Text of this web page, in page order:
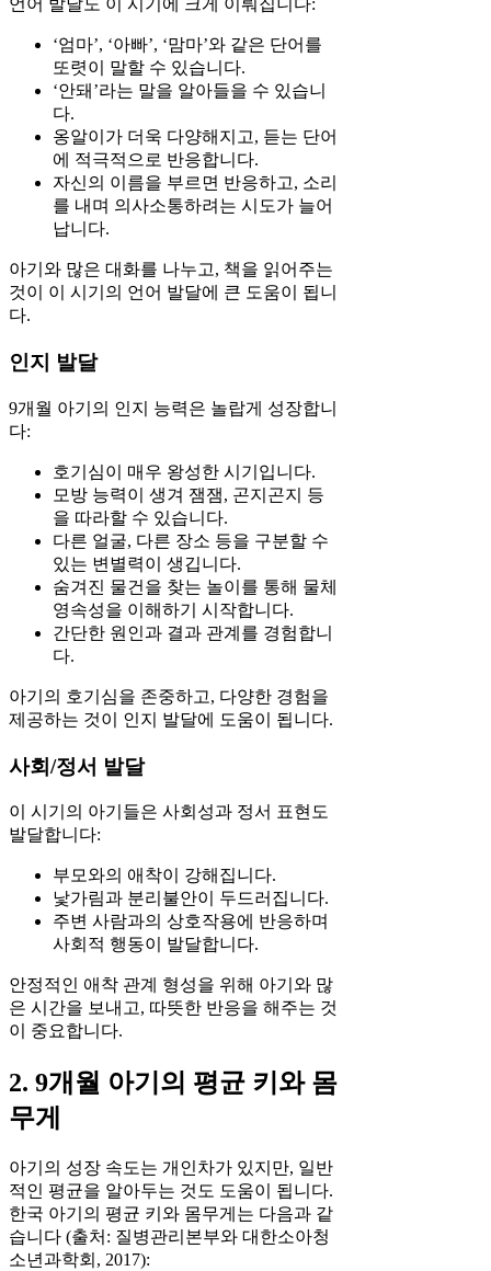
언어 발달도 이 시기에 크게 이뤄집니다:
‘엄마’, ‘아빠’, ‘맘마’와 같은 단어를
또렷이 말할 수 있습니다.
‘안돼’라는 말을 알아들을 수 있습니
다.
옹알이가 더욱 다양해지고, 듣는 단어
에 적극적으로 반응합니다.
자신의 이름을 부르면 반응하고, 소리
를 내며 의사소통하려는 시도가 늘어
납니다.
아기와 많은 대화를 나누고, 책을 읽어주는
것이 이 시기의 언어 발달에 큰 도움이 됩니
다.
인지 발달
9개월 아기의 인지 능력은 놀랍게 성장합니
다:
호기심이 매우 왕성한 시기입니다.
모방 능력이 생겨 잼잼, 곤지곤지 등
을 따라할 수 있습니다.
다른 얼굴, 다른 장소 등을 구분할 수
있는 변별력이 생깁니다.
숨겨진 물건을 찾는 놀이를 통해 물체
영속성을 이해하기 시작합니다.
간단한 원인과 결과 관계를 경험합니
다.
아기의 호기심을 존중하고, 다양한 경험을
제공하는 것이 인지 발달에 도움이 됩니다.
사회/정서 발달
이 시기의 아기들은 사회성과 정서 표현도
발달합니다:
부모와의 애착이 강해집니다.
낯가림과 분리불안이 두드러집니다.
주변 사람과의 상호작용에 반응하며
사회적 행동이 발달합니다.
안정적인 애착 관계 형성을 위해 아기와 많
은 시간을 보내고, 따뜻한 반응을 해주는 것
이 중요합니다.
2. 9개월 아기의 평균 키와 몸
무게
아기의 성장 속도는 개인차가 있지만, 일반
적인 평균을 알아두는 것도 도움이 됩니다.
한국 아기의 평균 키와 몸무게는 다음과 같
습니다 (출처: 질병관리본부와 대한소아청
소년과학회, 2017):